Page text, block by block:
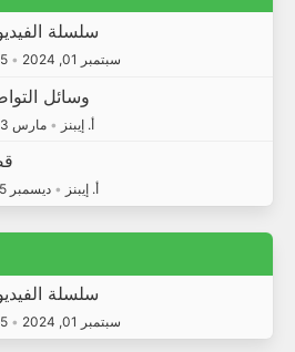
سلسلة
سبتمبر 01, 2024 • 2255 عدد الزيارات
وسائل
أ. إيبنز • مارس 03, 2024
أ. إيبنز • ديسمبر 05, 2023
سلسلة
سبتمبر 01, 2024 • 2255 عدد الزيارات